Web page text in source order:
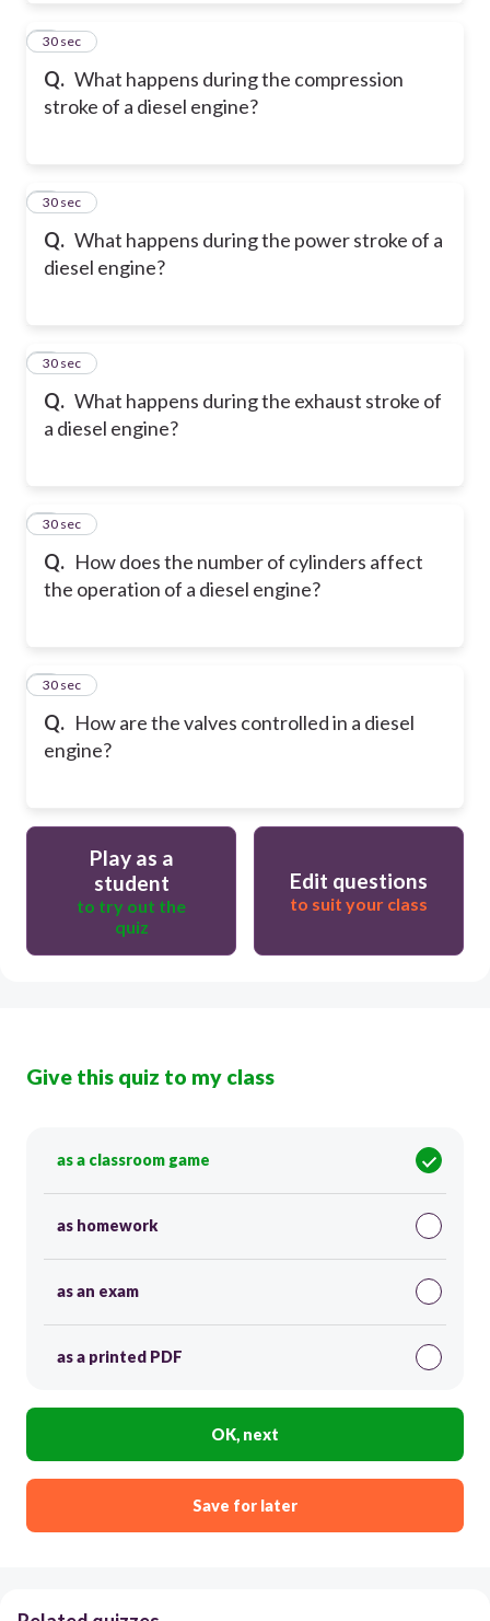
Q. What happens during the compression
stroke of a diesel engine?
4
30 sec
Q. What happens during the power stroke of a
diesel engine?
5
30 sec
Q. What happens during the exhaust stroke of
a diesel engine?
6
30 sec
Q. How does the number of cylinders affect
the operation of a diesel engine?
7
30 sec
Q. How are the valves controlled in a diesel
engine?
8
30 sec
Play as a
student
to try out the
quiz
Edit questions
to suit your class
Give this quiz to my class
as a classroom game
as homework
as an exam
as a printed PDF
OK, next
Save for later